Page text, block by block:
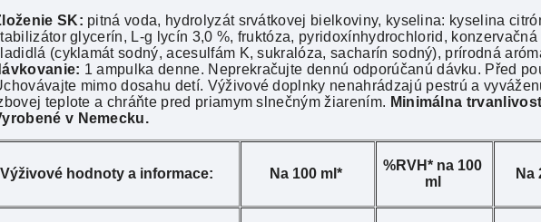
SK: pitná voda, hydrolyzát srvátkovej bielkoviny, kyselina: kyselina
glycerín, L-g lycín 3,0 %, fruktóza, pyridoxínhydrochlorid,
(cyklamát sodný, acesulfám K, sukralóza, sacharín sodný), prírodná
1 ampulka denne. Neprekračujte dennú odporúčanú dávku. Před
mimo dosahu detí. Výživové doplnky nenahrádzajú pestrú a
teplote a chráňte pred priamym slnečným žiarením. Minimálna
v Nemecku.
Výživové hodnoty a informace: Na 100 ml*
%RVH* na 100
ml
Na